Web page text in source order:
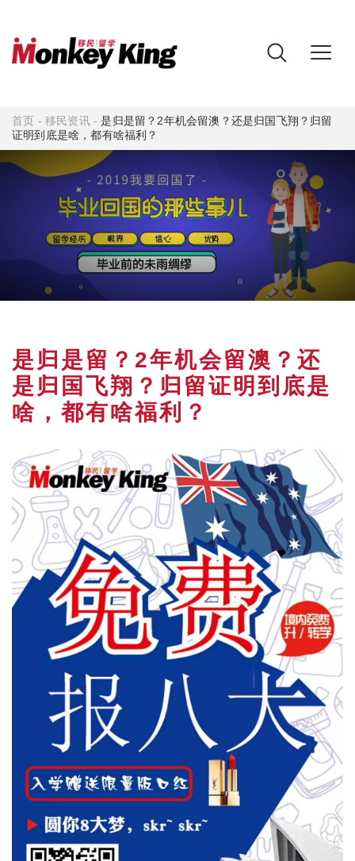
首页 -移民资讯-是归是留？2年机会留澳？还是归国飞翔？归留
证明到底是啥，都有啥福利？
是归是留？2年机会留澳？还
是归国飞翔？归留证明到底是
啥，都有啥福利？